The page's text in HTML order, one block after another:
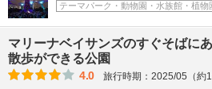
テーマパーク・動物園・水族館・植物
マリーナベイサンズのすぐそばに
散歩ができる公園
4.0
旅行時期：2025/05（約1